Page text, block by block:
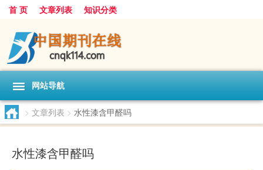
首 页 文章列表 知识分类
网站导航
> 文章列表 > 水性漆含甲醛吗
水性漆含甲醛吗